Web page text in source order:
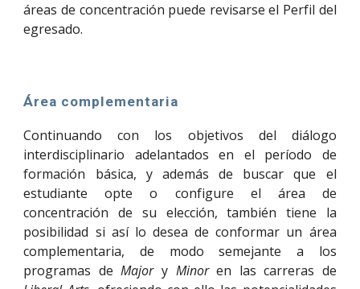
áreas de concentración puede revisarse el Perfil del
egresado.
Área complementaria
Continuando con los objetivos del diálogo
interdisciplinario adelantados en el período de
formación básica, y además de buscar que el
estudiante opte o configure el área de
concentración de su elección, también tiene la
posibilidad si así lo desea de conformar un área
complementaria, de modo semejante a los
programas deMajor y Minoren las carreras de